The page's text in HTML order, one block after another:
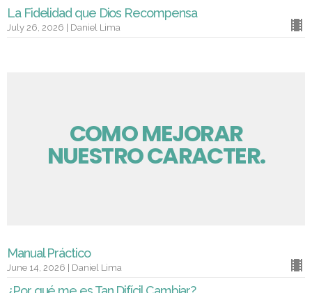
La Fidelidad que Dios Recompensa
July 26, 2026 | Daniel Lima
COMO MEJORAR
NUESTRO CARACTER.
Manual Práctico
June 14, 2026 | Daniel Lima